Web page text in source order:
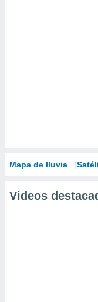
Mapa de lluvia
Videos